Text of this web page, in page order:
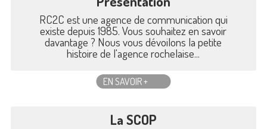
RC2C est une agence de communication qui
existe depuis 1985. Vous souhaitez en savoir
davantage ? Nous vous dévoilons la petite
histoire de l'agence rochelaise...
EN SAVOIR +
La SCOP